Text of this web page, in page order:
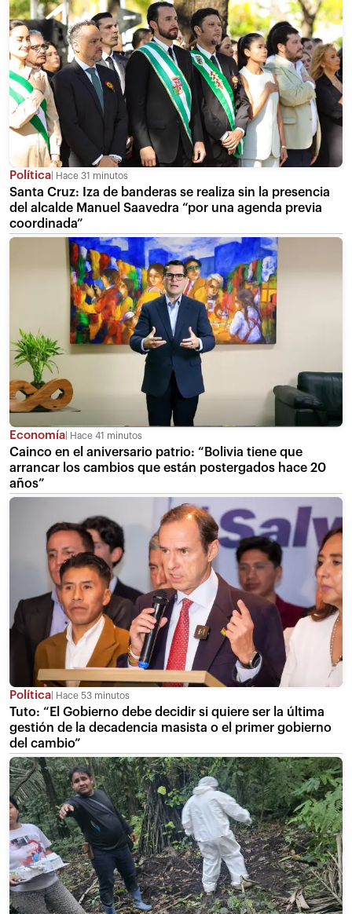
Política Hace 31 minutos
Santa Cruz: Iza de banderas se realiza sin la presencia
del alcalde Manuel Saavedra “por una agenda previa
coordinada”
Economía Hace 41 minutos
Cainco en el aniversario patrio: “Bolivia tiene que
arrancar los cambios que están postergados hace 20
años”
Política Hace 53 minutos
Tuto: “El Gobierno debe decidir si quiere ser la última
gestión de la decadencia masista o el primer gobierno
del cambio”